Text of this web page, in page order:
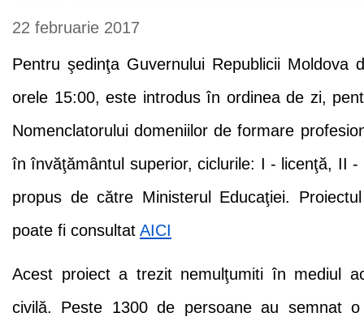
22 februarie 2017
Pentru şedinţa Guvernului Republicii Moldova
orele 15:00, este introdus în ordinea de zi,
Nomenclatorului domeniilor de formare
în învăţământul superior, ciclurile: I - licenţă, II
propus de către Ministerul Educaţiei.
poate fi consultat AICI
Acest proiect a trezit nemulţumiti în mediul
civilă. Peste 1300 de persoane au semnat